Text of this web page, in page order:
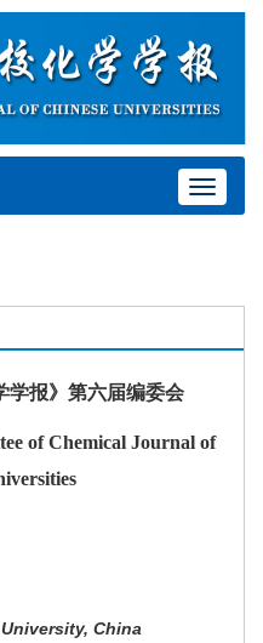
Toggle
学报》第六届编委会
of Chemical Journal of
China